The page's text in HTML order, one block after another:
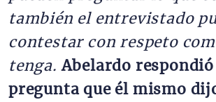
también el entrevistado
contestar con respeto
tenga.Abelardo respondió
pregunta que él mismo